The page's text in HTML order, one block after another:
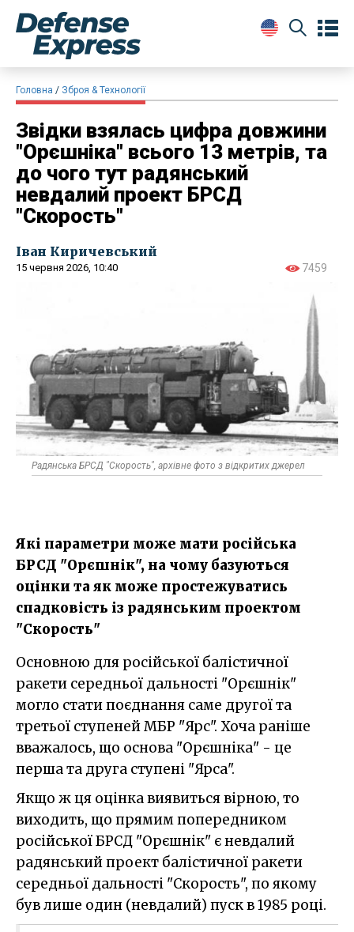
Головна Зброя & Технології
Звідки взялась цифра довжини
"Орєшніка" всього 13 метрів, та
до чого тут радянський
невдалий проект БРСД
"Скорость"
Іван Киричевський
15 червня 2026, 10:40 7459
Радянська БРСД "Скорость", архівне фото з відкритих джерел
Які параметри може мати російська
БРСД "Орєшнік", на чому базуються
оцінки та як може простежуватись
спадковість із радянським проектом
"Скорость"
Основною для російської балістичної
ракети середньої дальності "Орєшнік"
могло стати поєднання саме другої та
третьої ступеней МБР "Ярс". Хоча раніше
вважалось, що основа "Орєшніка" - це
перша та друга ступені "Ярса".
Якщо ж ця оцінка виявиться вірною, то
виходить, що прямим попередником
російської БРСД "Орєшнік" є невдалий
радянський проект балістичної ракети
середньої дальності "Скорость", по якому
був лише один (невдалий) пуск в 1985 році.